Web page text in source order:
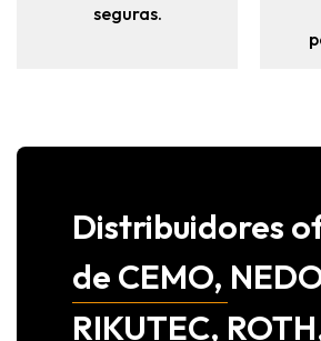
seguras.
Distribuidores
de CEMO,
RIKUTEC,